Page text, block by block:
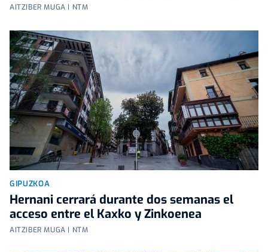
AITZIBER MUGA | NTM
GIPUZKOA
Hernani cerrará durante dos semanas el
acceso entre el Kaxko y Zinkoenea
AITZIBER MUGA | NTM